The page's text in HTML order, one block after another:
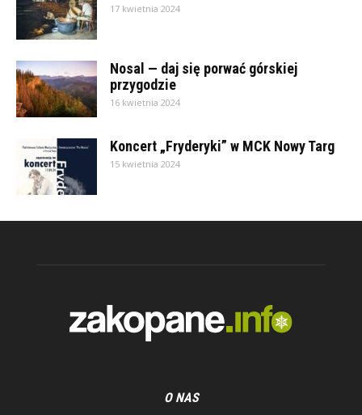
17 kwietnia 2024
Nosal — daj się porwać górskiej
przygodzie
16 kwietnia 2024
Koncert „Fryderyki” w MCK Nowy Targ
15 kwietnia 2024
O NAS